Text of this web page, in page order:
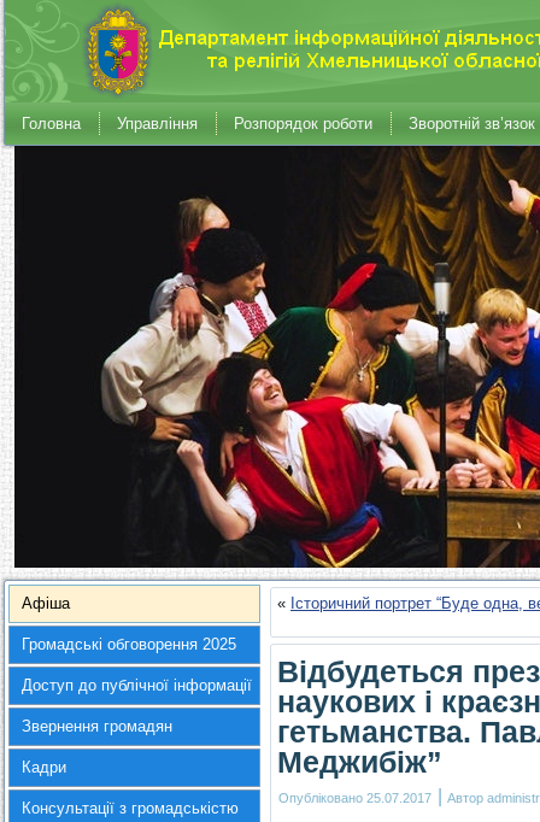
Головна Управління Розпорядок роботи Зворотній зв’язок
Афіша
Громадські обговорення 2025
Доступ до публічної інформації
Звернення громадян
Кадри
Консультації з громадськістю
« Історичний портрет “Буде одна,
Відбудеться
наукових і
гетьманства.
Меджибіж”
Опубліковано 25.07.2017 | Автор